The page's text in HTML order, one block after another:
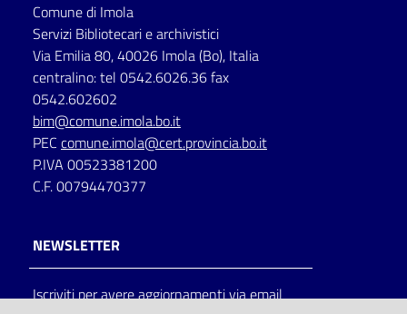
lettura
Seguici
su
Comune di Imola
Servizi Bibliotecari e archivistici
Via Emilia 80, 40026 Imola (Bo), Italia
centralino: tel 0542.6026.36 fax
0542.602602
bim@comune.imola.bo.it
PEC comune.imola@cert.provincia.bo.it
P.IVA 00523381200
C.F. 00794470377
NEWSLETTER
Iscriviti per avere aggiornamenti via email